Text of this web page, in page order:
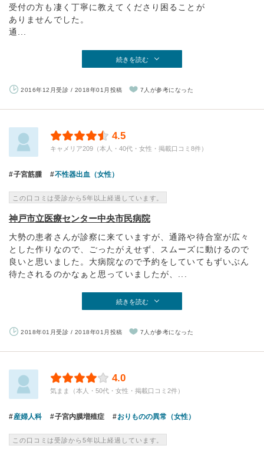
受付の方も凄く丁寧に教えてくださり困ることが
ありませんでした。
通...
続きを読む
2016年12月受診 / 2018年01月投稿 7人が参考になった
4.5
キャメリア209（本人・40代・女性・掲載口コミ8件）
子宮筋腫 不性器出血（女性）
この口コミは受診から5年以上経過しています。
神戸市立医療センター中央市民病院
大勢の患者さんが診察に来ていますが、通路や待合室が広々
とした作りなので、ごったがえせず、スムーズに動けるので
良いと思いました。大病院なので予約をしていてもずいぶん
待たされるのかなぁと思っていましたが、...
続きを読む
2018年01月受診 / 2018年01月投稿 7人が参考になった
4.0
気まま（本人・50代・女性・掲載口コミ2件）
産婦人科 子宮内膜増殖症 おりものの異常（女性）
この口コミは受診から5年以上経過しています。